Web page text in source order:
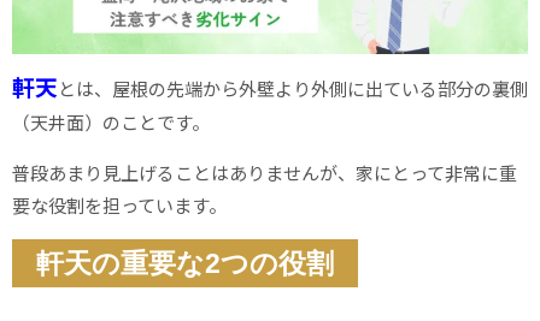
軒天とは、屋根の先端から外壁より外側に出ている部分の裏側
（天井面）のことです。
普段あまり見上げることはありませんが、家にとって非常に重
要な役割を担っています。
軒天の重要な2つの役割